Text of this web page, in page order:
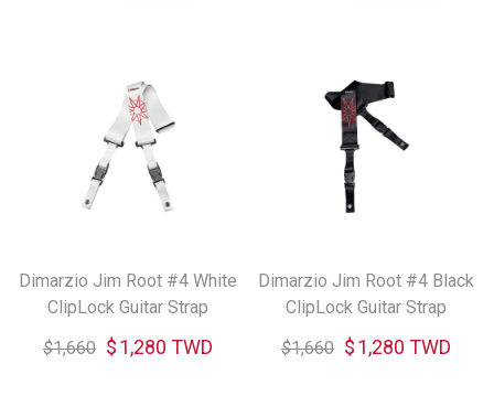
Dimarzio Jim Root #4 White
ClipLock Guitar Strap
$1,660 $1,280 TWD
Dimarzio Jim Root #4 Black
ClipLock Guitar Strap
$1,660 $1,280 TWD